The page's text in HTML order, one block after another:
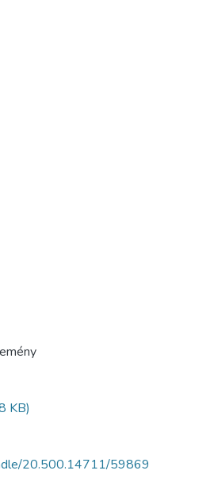
KB)
20.500.14711/59869